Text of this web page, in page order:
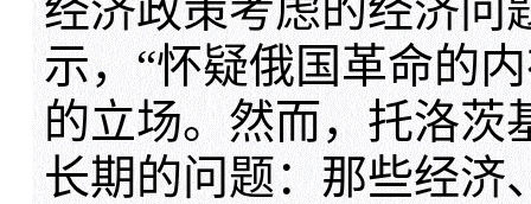
示，“怀疑俄国革命的
的立场。然而，托洛茨
长期的问题：那些经济